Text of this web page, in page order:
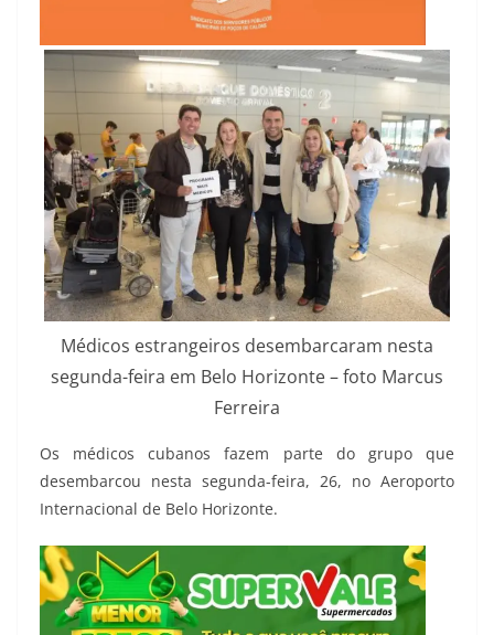
Médicos estrangeiros desembarcaram nesta
segunda-feira em Belo Horizonte – foto Marcus
Ferreira
Os médicos cubanos fazem parte do grupo que
desembarcou nesta segunda-feira, 26, no Aeroporto
Internacional de Belo Horizonte.